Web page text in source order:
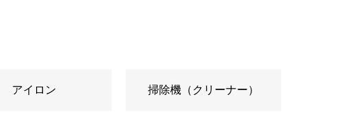
アイロン 掃除機（クリーナー）